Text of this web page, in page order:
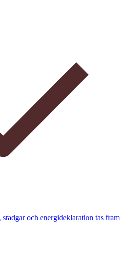
och energideklaration tas fram